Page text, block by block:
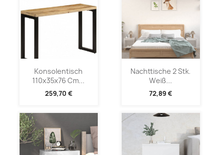
Konsolentisch
110x35x76 Cm...
259,70 €
Nachttische 2 Stk.
Weiß...
72,89 €